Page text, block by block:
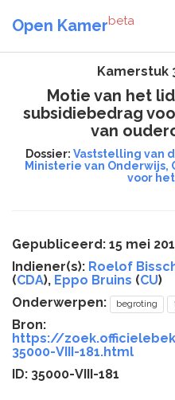
Open Kamerbeta
Kamerstuk
Motie van het
subsidiebedrag
van
Dossier: Vaststelling van
Ministerie van Onderwijs,
voor
Gepubliceerd: 15 mei
Indiener(s): Roelof
(CDA), Eppo Bruins (CU)
Onderwerpen:
begroting
Bron:
https://
35000-VIII-181.html
ID: 35000-VIII-181